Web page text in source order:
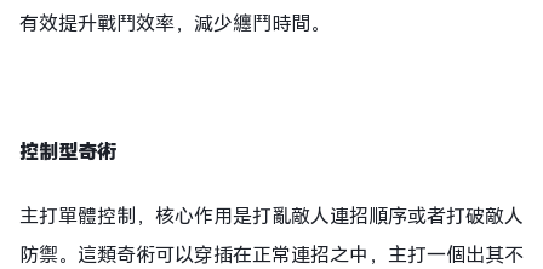
有效提升戰鬥效率，減少纏鬥時間。
控制型奇術
主打單體控制，核心作用是打亂敵人連招順序或者打破敵人
防禦。這類奇術可以穿插在正常連招之中，主打一個出其不